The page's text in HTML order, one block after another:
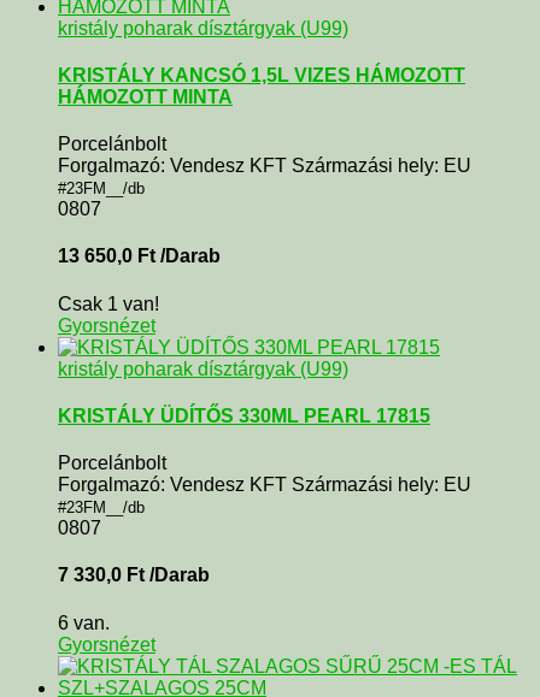
kristály poharak dísztárgyak (U99)
KRISTÁLY KANCSÓ 1,5L VIZES HÁMOZOTT
HÁMOZOTT MINTA
Porcelánbolt
Forgalmazó: Vendesz KFT Származási hely: EU
#23FM__/db
0807
13 650,0 Ft /Darab
Csak 1 van!
Gyorsnézet
kristály poharak dísztárgyak (U99)
KRISTÁLY ÜDÍTŐS 330ML PEARL 17815
Porcelánbolt
Forgalmazó: Vendesz KFT Származási hely: EU
#23FM__/db
0807
7 330,0 Ft /Darab
6 van.
Gyorsnézet